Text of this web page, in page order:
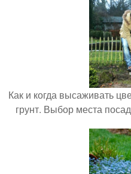
Как и когда высаживать
грунт. Выбор места